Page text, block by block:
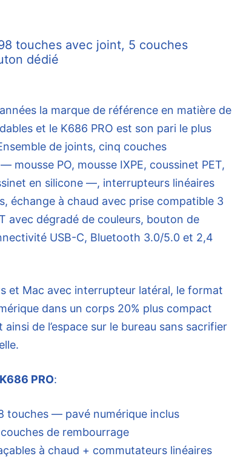
touches avec joint, 5 couches
dédié
la marque de référence en matière de
et le K686 PRO est son pari le plus
de joints, cinq couches
mousse PO, mousse IXPE, coussinet PET,
en silicone —, interrupteurs linéaires
échange à chaud avec prise compatible 3
avec dégradé de couleurs, bouton de
USB-C, Bluetooth 3.0/5.0 et 2,4
et Mac avec interrupteur latéral, le format
dans un corps 20% plus compact
de l’espace sur le bureau sans sacrifier
PRO:
touches — pavé numérique inclus
de rembourrage
à chaud + commutateurs linéaires